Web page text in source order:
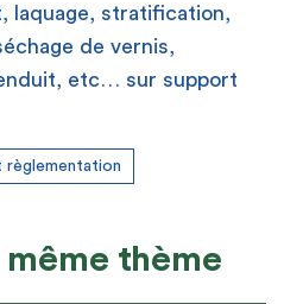
laquage, stratification,
de vernis,
etc… sur support
règlementation
thème